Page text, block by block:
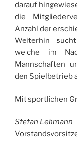
darauf
die
Anzahl der
Weiterhin
welche im
Mannschaften
den Spielbetrieb
Mit sportlichen
Stefan Lehmann